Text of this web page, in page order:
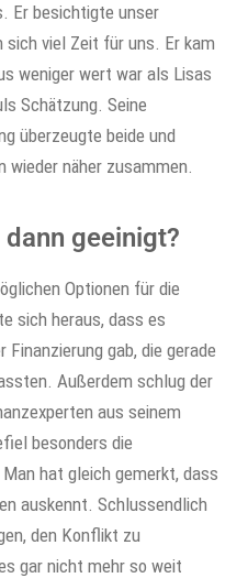
Er besichtigte unser
sich viel Zeit für uns. Er kam
weniger wert war als Lisas
Schätzung. Seine
überzeugte beide und
näher zusammen.
geeinigt?
Optionen für die
sich heraus, dass es
gab, die gerade
Außerdem schlug der
aus seinem
besonders die
hat gleich gemerkt, dass
auskennt. Schlussendlich
den Konflikt zu
gar nicht mehr so weit